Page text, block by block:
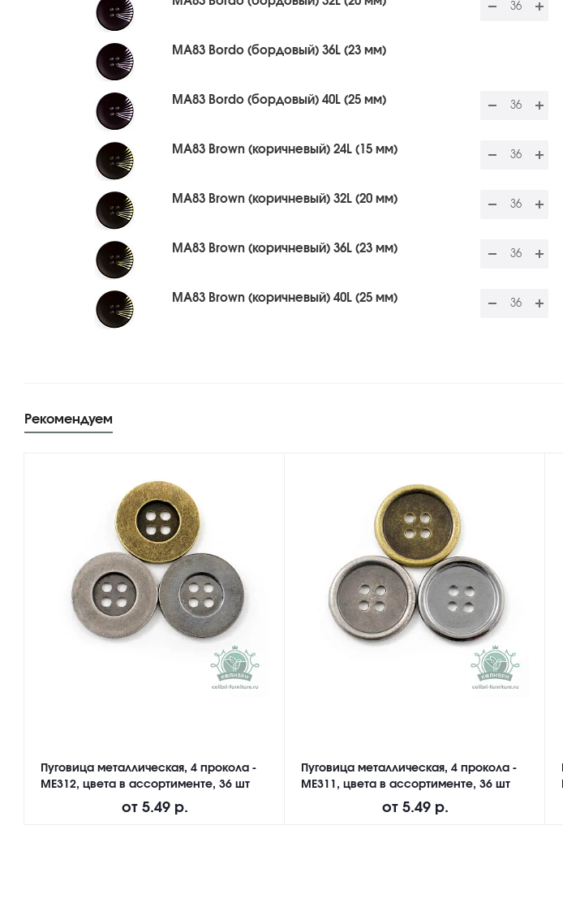
MA83 Bordo (бордовый) 36L (23 мм)
MA83 Bordo (бордовый) 40L (25 мм)
MA83 Brown (коричневый) 24L (15 мм)
MA83 Brown (коричневый) 32L (20 мм)
MA83 Brown (коричневый) 36L (23 мм)
MA83 Brown (коричневый) 40L (25 мм)
Рекомендуем
Пуговица металлическая, 4 прокола -
ME312, цвета в ассортименте, 36 шт
от 5.49 р.
Пуговица металлическая, 4 прокола -
ME311, цвета в ассортименте, 36 шт
от 5.49 р.